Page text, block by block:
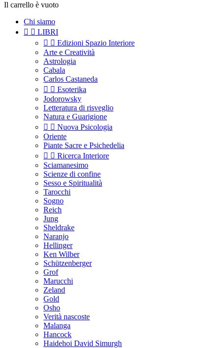
Il carrello è vuoto
Chi siamo
  LIBRI
  Edizioni Spazio Interiore
Arte e Creatività
Astrologia
Cabala
Carlos Castaneda
  Esoterika
Jodorowsky
Letteratura di risveglio
Natura e Guarigione
  Nuova Psicologia
Oriente
Piante Sacre e Psichedelia
  Ricerca Interiore
Sciamanesimo
Scienze di confine
Sesso e Spiritualità
Tarocchi
Sogno
Reich
Jung
Sheldrake
Naranjo
Hellinger
Ken Wilber
Schützenberger
Grof
Marucchi
Zeland
Gold
Osho
Verità nascoste
Malanga
Hancock
Haidehoi David Simurgh